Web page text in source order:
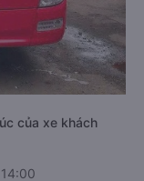
của xe khách